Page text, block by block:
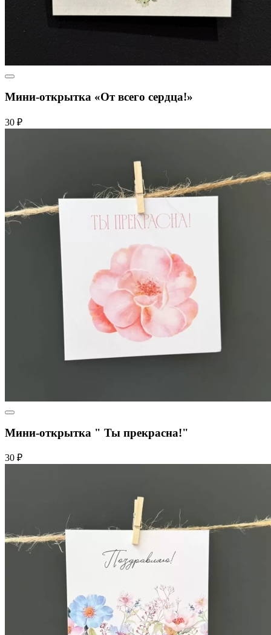
Мини-открытка «От всего сердца!»
30 ₽
Мини-открытка " Ты прекрасна!"
30 ₽